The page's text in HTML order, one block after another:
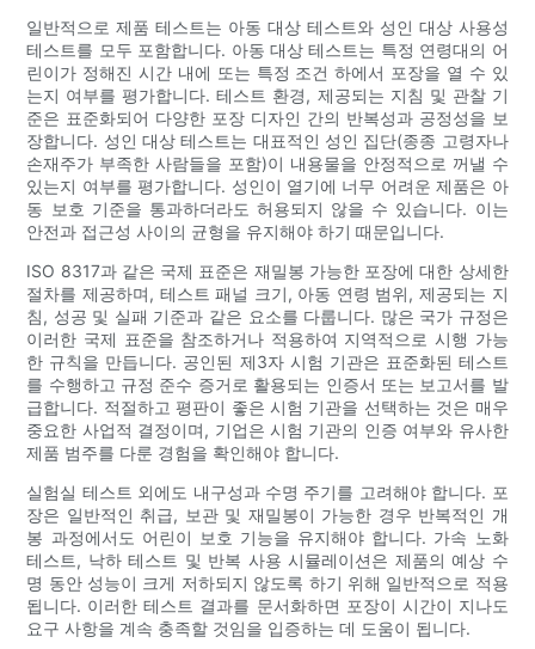
일반적으로 제품 테스트는 아동 대상 테스트와 성인 대상 사용성
테스트를 모두 포함합니다. 아동 대상 테스트는 특정 연령대의 어
린이가 정해진 시간 내에 또는 특정 조건 하에서 포장을 열 수 있
는지 여부를 평가합니다. 테스트 환경, 제공되는 지침 및 관찰 기
준은 표준화되어 다양한 포장 디자인 간의 반복성과 공정성을 보
장합니다. 성인 대상 테스트는 대표적인 성인 집단(종종 고령자나
손재주가 부족한 사람들을 포함)이 내용물을 안정적으로 꺼낼 수
있는지 여부를 평가합니다. 성인이 열기에 너무 어려운 제품은 아
동 보호 기준을 통과하더라도 허용되지 않을 수 있습니다. 이는
안전과 접근성 사이의 균형을 유지해야 하기 때문입니다.
ISO 8317과 같은 국제 표준은 재밀봉 가능한 포장에 대한 상세한
절차를 제공하며, 테스트 패널 크기, 아동 연령 범위, 제공되는 지
침, 성공 및 실패 기준과 같은 요소를 다룹니다. 많은 국가 규정은
이러한 국제 표준을 참조하거나 적용하여 지역적으로 시행 가능
한 규칙을 만듭니다. 공인된 제3자 시험 기관은 표준화된 테스트
를 수행하고 규정 준수 증거로 활용되는 인증서 또는 보고서를 발
급합니다. 적절하고 평판이 좋은 시험 기관을 선택하는 것은 매우
중요한 사업적 결정이며, 기업은 시험 기관의 인증 여부와 유사한
제품 범주를 다룬 경험을 확인해야 합니다.
실험실 테스트 외에도 내구성과 수명 주기를 고려해야 합니다. 포
장은 일반적인 취급, 보관 및 재밀봉이 가능한 경우 반복적인 개
봉 과정에서도 어린이 보호 기능을 유지해야 합니다. 가속 노화
테스트, 낙하 테스트 및 반복 사용 시뮬레이션은 제품의 예상 수
명 동안 성능이 크게 저하되지 않도록 하기 위해 일반적으로 적용
됩니다. 이러한 테스트 결과를 문서화하면 포장이 시간이 지나도
요구 사항을 계속 충족할 것임을 입증하는 데 도움이 됩니다.